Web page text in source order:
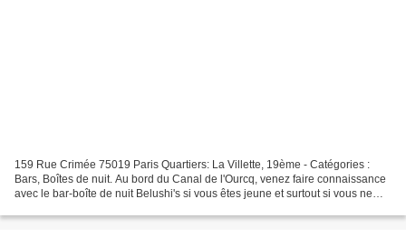
159 Rue Crimée 75019 Paris Quartiers: La Villette, 19ème - Catégories :
Bars, Boîtes de nuit. Au bord du Canal de l'Ourcq, venez faire connaissance
avec le bar-boîte de nuit Belushi's si vous êtes jeune et surtout si vous ne